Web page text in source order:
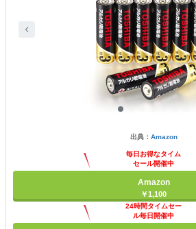
出典： Amazon
毎日お得なタイム
セール開催中
Amazon
￥1,100
24時間タイムセー
ル毎日開催中